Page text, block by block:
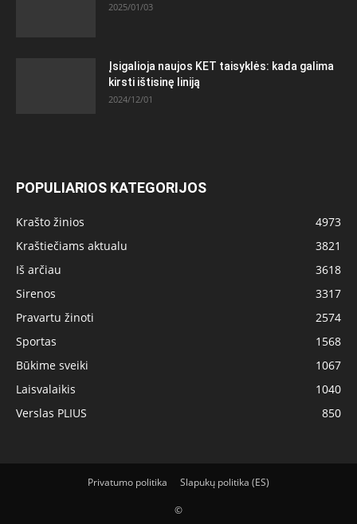
2025/01/03
Įsigalioja naujos KET taisyklės: kada galima
kirsti ištisinę liniją
2024/12/01
POPULIARIOS KATEGORIJOS
Krašto žinios
4973
Kraštiečiams aktualu
3821
Iš arčiau
3618
Sirenos
3317
Pravartu žinoti
2574
Sportas
1568
Būkime sveiki
1067
Laisvalaikis
1040
Verslas PLIUS
850
Privatumo politika Slapukų politika (ES)
©